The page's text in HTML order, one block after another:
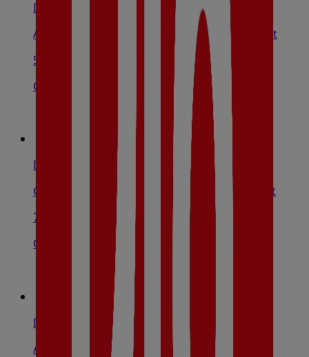
Dia
Avinguda Ponent, 46, L'Hospitalet De Llobregat
550 m
Cerrado
Dia
C/ Montseny, 99-101, L'Hospitalet De Llobregat
726 m
Cerrado
Dia
Av. Europa, 208-210, L'Hospitalet De Llobregat